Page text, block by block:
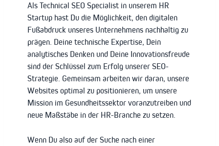
Als Technical SEO Specialist in unserem HR
Startup hast Du die Möglichkeit, den digitalen
Fußabdruck unseres Unternehmens nachhaltig zu
prägen. Deine technische Expertise, Dein
analytisches Denken und Deine Innovationsfreude
sind der Schlüssel zum Erfolg unserer SEO-
Strategie. Gemeinsam arbeiten wir daran, unsere
Websites optimal zu positionieren, um unsere
Mission im Gesundheitssektor voranzutreiben und
neue Maßstäbe in der HR-Branche zu setzen.
Wenn Du also auf der Suche nach einer